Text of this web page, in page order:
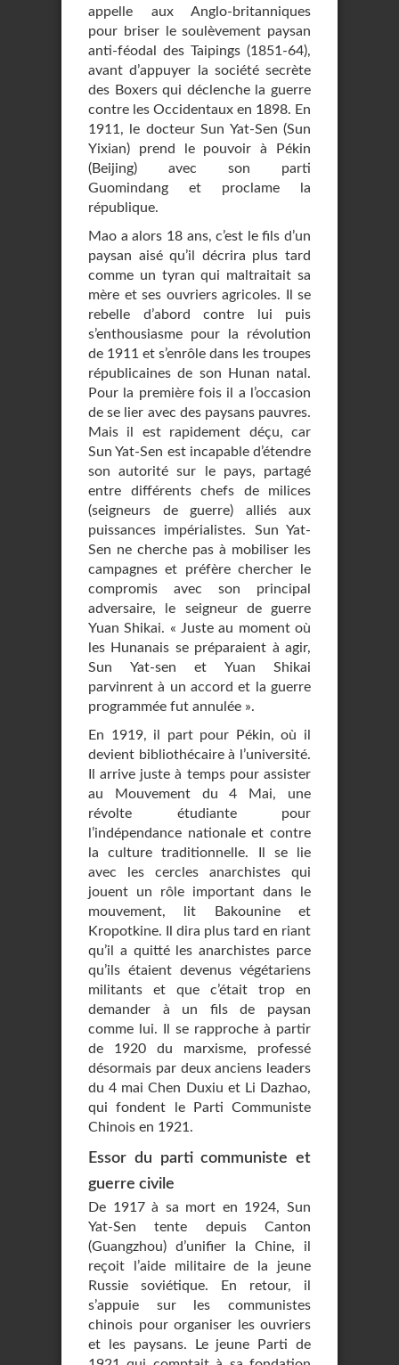
appelle aux Anglo-britanniques
pour briser le soulèvement paysan
anti-féodal des Taipings (1851-64),
avant d’appuyer la société secrète
des Boxers qui déclenche la guerre
contre les Occidentaux en 1898. En
1911, le docteur Sun Yat-Sen (Sun
Yixian) prend le pouvoir à Pékin
(Beijing) avec son parti
Guomindang et proclame la
république.
Mao a alors 18 ans, c’est le fils d’un
paysan aisé qu’il décrira plus tard
comme un tyran qui maltraitait sa
mère et ses ouvriers agricoles. Il se
rebelle d’abord contre lui puis
s’enthousiasme pour la révolution
de 1911 et s’enrôle dans les troupes
républicaines de son Hunan natal.
Pour la première fois il a l’occasion
de se lier avec des paysans pauvres.
Mais il est rapidement déçu, car
Sun Yat-Sen est incapable d’étendre
son autorité sur le pays, partagé
entre différents chefs de milices
(seigneurs de guerre) alliés aux
puissances impérialistes. Sun Yat-
Sen ne cherche pas à mobiliser les
campagnes et préfère chercher le
compromis avec son principal
adversaire, le seigneur de guerre
Yuan Shikai. « Juste au moment où
les Hunanais se préparaient à agir,
Sun Yat-sen et Yuan Shikai
parvinrent à un accord et la guerre
programmée fut annulée ».
En 1919, il part pour Pékin, où il
devient bibliothécaire à l’université.
Il arrive juste à temps pour assister
au Mouvement du 4 Mai, une
révolte étudiante pour
l’indépendance nationale et contre
la culture traditionnelle. Il se lie
avec les cercles anarchistes qui
jouent un rôle important dans le
mouvement, lit Bakounine et
Kropotkine. Il dira plus tard en riant
qu’il a quitté les anarchistes parce
qu’ils étaient devenus végétariens
militants et que c’était trop en
demander à un fils de paysan
comme lui. Il se rapproche à partir
de 1920 du marxisme, professé
désormais par deux anciens leaders
du 4 mai Chen Duxiu et Li Dazhao,
qui fondent le Parti Communiste
Chinois en 1921.
Essor du parti communiste et
guerre civile
De 1917 à sa mort en 1924, Sun
Yat-Sen tente depuis Canton
(Guangzhou) d’unifier la Chine, il
reçoit l’aide militaire de la jeune
Russie soviétique. En retour, il
s’appuie sur les communistes
chinois pour organiser les ouvriers
et les paysans. Le jeune Parti de